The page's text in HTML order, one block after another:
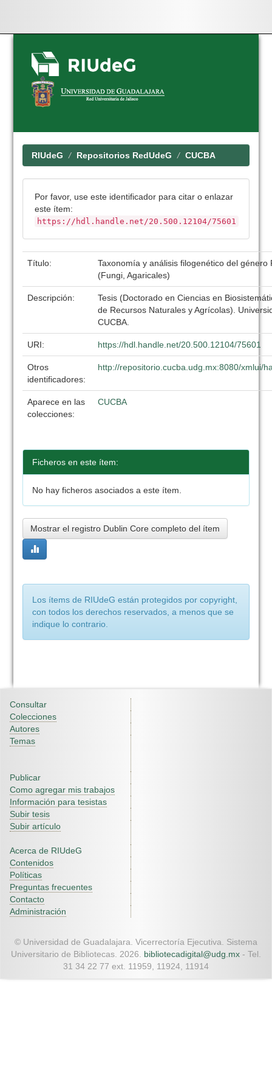
Skip
navigation
RIUdeG Repositorios RedUdeG CUCBA
Por favor, use este identificador para citar o enlazar
este ítem:
https://hdl.handle.net/20.500.12104/75601
Título:
Taxonomía y análisis filogenético del género
(Fungi, Agaricales)
Descripción:
Tesis (Doctorado en Ciencias en
de Recursos Naturales y Agrícolas).
CUCBA.
URI: https://hdl.handle.net/20.500.12104/75601
Otros
identificadores:
http://repositorio.cucba.udg.mx:8080/xmlui/
Aparece en las
colecciones:
CUCBA
Ficheros en este ítem:
No hay ficheros asociados a este ítem.
Mostrar el registro Dublin Core completo del ítem
Los ítems de RIUdeG están protegidos por copyright,
con todos los derechos reservados, a menos que se
indique lo contrario.
Consultar
Colecciones
Autores
Temas
Publicar
Como agregar mis trabajos
Información para tesistas
Subir tesis
Subir artículo
Acerca de RIUdeG
Contenidos
Políticas
Preguntas frecuentes
Contacto
Administración
© Universidad de Guadalajara. Vicerrectoría Ejecutiva. Sistema
Universitario de Bibliotecas. 2026. bibliotecadigital@udg.mx - Tel.
31 34 22 77 ext. 11959, 11924, 11914